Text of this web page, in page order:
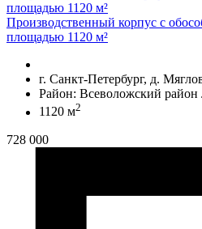
Производственный корпус с
площадью 1120 м²
г. Санкт-Петербург, д.
Район: Всеволожский
1120 м2
728 000